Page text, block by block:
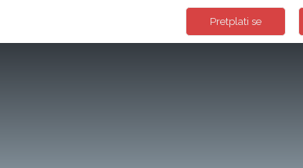
Pretplati se